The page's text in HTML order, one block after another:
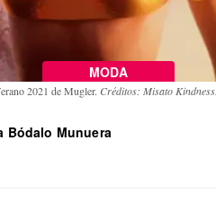
MODA
2021 de Mugler. Créditos: Misato Kindness.
Bódalo Munuera